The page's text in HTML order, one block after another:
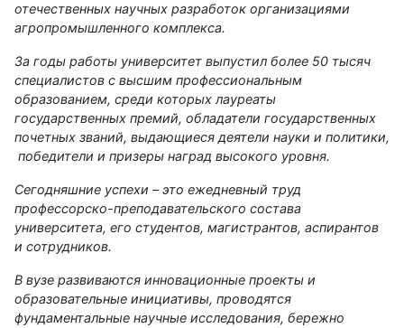
отечественных научных разработок организациями
агропромышленного комплекса.
За годы работы университет выпустил более 50 тысяч
специалистов с высшим профессиональным
образованием, среди которых лауреаты
государственных премий, обладатели государственных
почетных званий, выдающиеся деятели науки и политики,
победители и призеры наград высокого уровня.
Сегодняшние успехи – это ежедневный труд
профессорско-преподавательского состава
университета, его студентов, магистрантов, аспирантов
и сотрудников.
В вузе развиваются инновационные проекты и
образовательные инициативы, проводятся
фундаментальные научные исследования, бережно